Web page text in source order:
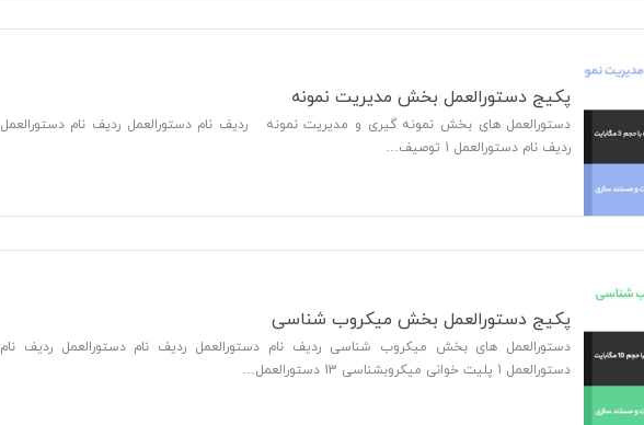
پکیج دستورالعمل بخش مدیریت نمونه
دستورالعمل های بخش نمونه گیری و مدیریت نمونه ردیف نام دستورالعمل ردیف نام دستورالعمل
ردیف نام دستورالعمل 1 توصیف…
پکیج دستورالعمل بخش میکروب شناسی
دستورالعمل های بخش میکروب شناسی ردیف نام دستورالعمل ردیف نام دستورالعمل ردیف نام
دستورالعمل 1 پلیت خوانی میکروبشناسی 13 دستورالعمل…